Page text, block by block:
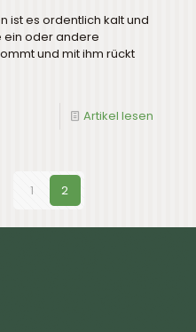
ist es ordentlich kalt und
ein oder andere
und mit ihm rückt
Artikel lesen
1 2